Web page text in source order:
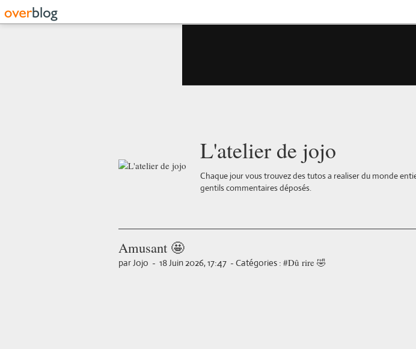
L'atelier de jojo
Chaque jour vous trouvez des tutos a realiser du monde
gentils commentaires déposés.
Amusant 🤩
par Jojo - 18 Juin 2026, 17:47 - Catégories : #Dû rire 🤣